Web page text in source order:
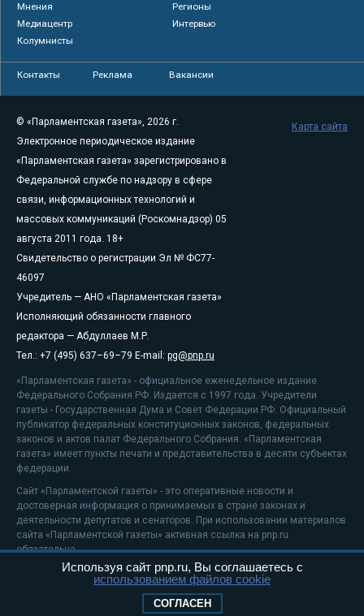
Мнения
Регионы
Медиацентр
Интервью
Колумнисты
Контакты Реклама Вакансии
© «Парламентская газета», 2026 г.
Электронное периодическое издание
«Парламентская газета» зарегистрировано в
Федеральной службе по надзору в сфере
связи, информационных технологий и
массовых коммуникаций (Роскомнадзор) 05
августа 2011 года. 18+
Свидетельство о регистрации Эл № ФС77-
46097
Учредитель — АНО «Парламентская газета»
Исполняющий обязанности главного
редактора — Абдуллаев М.Р.
Тел.: +7 (495) 637–69–79 E-mail: pg@pnp.ru
«Парламентская газета» - официальное еженедельное издание
Федерального Собрания РФ. Издается с 1997 года. Учредители
газеты - Государственная Дума и Совет Федерации РФ. Официальный
публикатор федеральных конституционных законов, федеральных
законов и актов палат Федерального Собрания. «Парламентская
газета» имеет пункты печати и представительства в десяти субъектах
федерации.
Сайт «Парламентской газеты» - это оперативные новости и
достоверная информация о принимаемых в стране законах и
деятельности депутатов и сенаторов. При использовании материалов
сайта «Парламентской газеты» активная ссылка на pnp.ru
обязательна.
На информационном ресурсе применяютсярекомендательные
Положение о защите персональных данных
Карта сайта
Используя сайт pnp.ru, Вы соглашаетесь с
использованием файлов cookie
СОГЛАСЕН